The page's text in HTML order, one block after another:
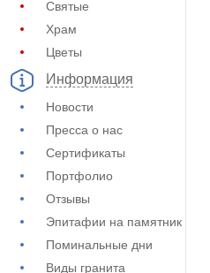
Святые
Храм
Цветы
Информация
Новости
Пресса о нас
Сертификаты
Портфолио
Отзывы
Эпитафии на памятник
Поминальные дни
Виды гранита